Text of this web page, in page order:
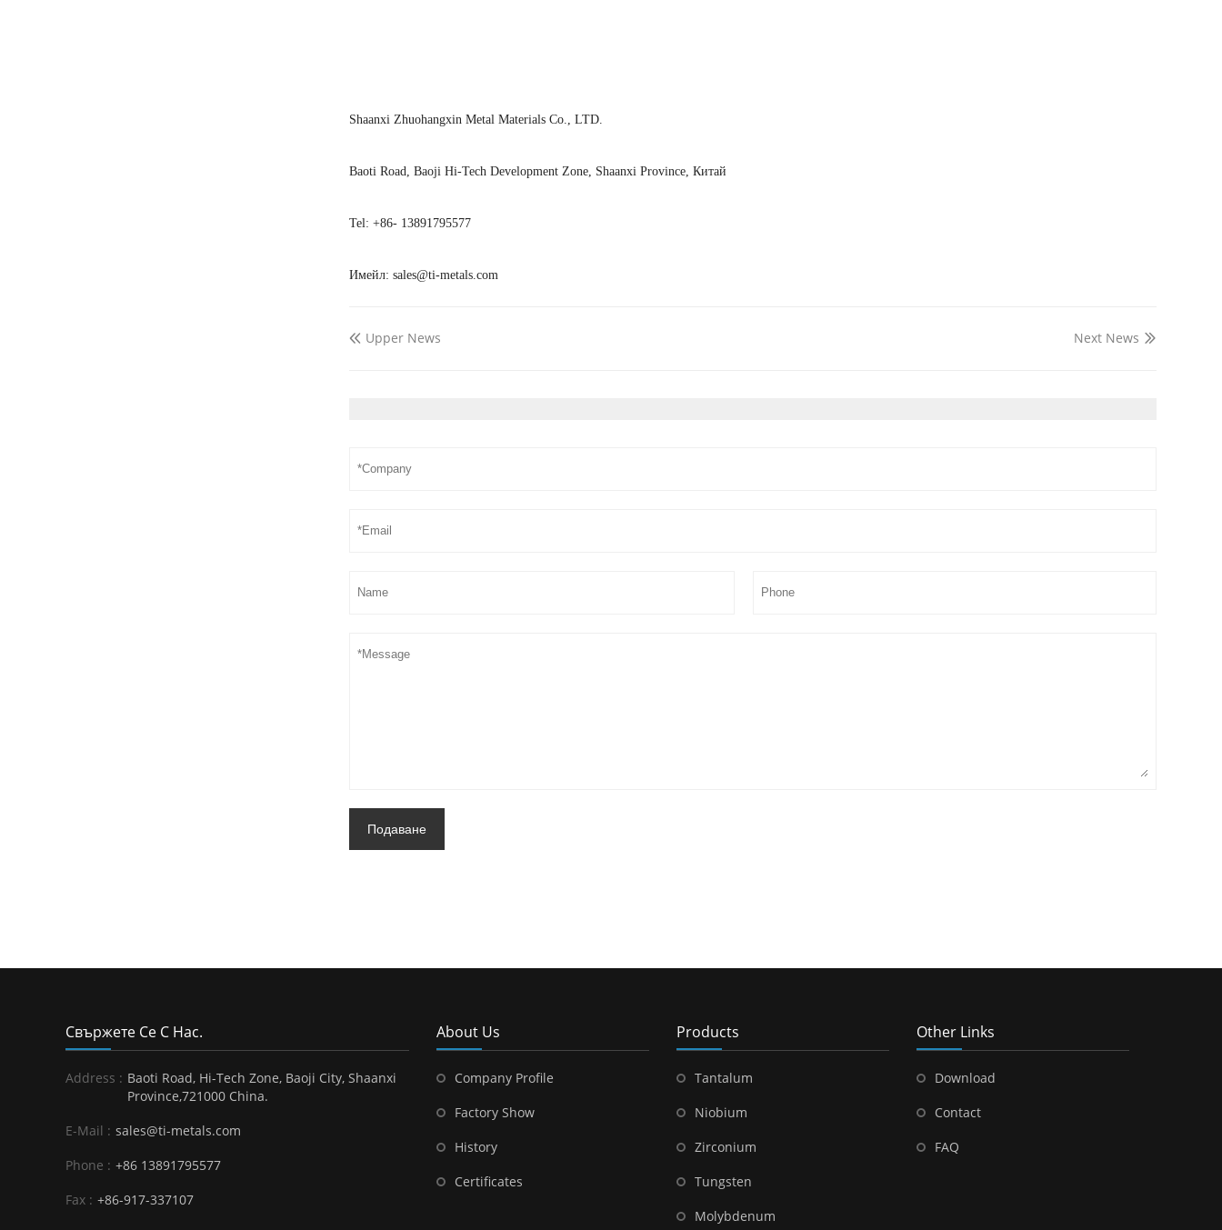
Shaanxi Zhuohangxin Metal Materials Co., LTD.
Baoti Road, Baoji Hi-Tech Development Zone, Shaanxi Province, Китай
Tel: +86- 13891795577
Имейл: sales@ti-metals.com
 Upper News Next News 
Подаване
Свържете Се С Нас.
Address : Baoti Road, Hi-Tech Zone, Baoji City, Shaanxi
Province,721000 China.
E-Mail : sales@ti-metals.com
Phone : +86 13891795577
Fax : +86-917-337107
About Us
Company Profile
Factory Show
History
Certificates
Products
Tantalum
Niobium
Zirconium
Tungsten
Molybdenum
Other Links
Download
Contact
FAQ